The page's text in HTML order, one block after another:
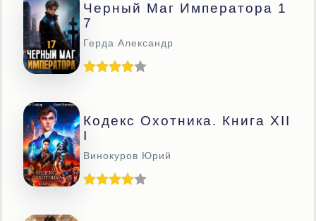
Черный Маг Императора 1
7
Герда Александр
Кодекс Охотника. Книга XII
I
Винокуров Юрий